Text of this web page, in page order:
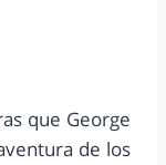
que George
de los